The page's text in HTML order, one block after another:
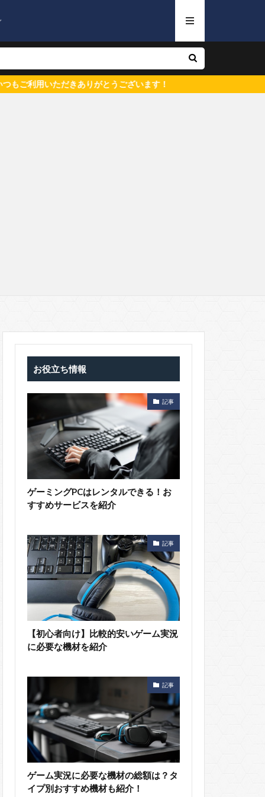
ただきありがとうございます！
お役立ち情報
記事
ゲーミングPCはレンタルできる！お
すすめサービスを紹介
記事
【初心者向け】比較的安いゲーム実況
に必要な機材を紹介
記事
ゲーム実況に必要な機材の総額は？タ
イプ別おすすめ機材も紹介！